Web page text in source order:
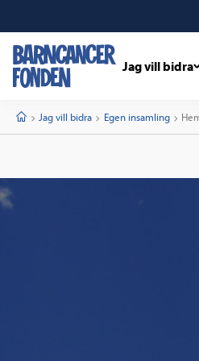
Jag vill bidra
StartJag vill bidra Egen insamling